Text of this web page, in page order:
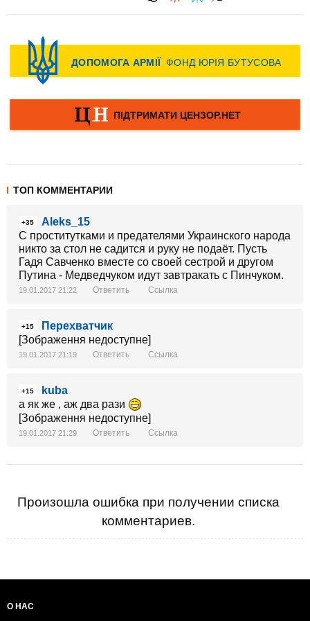
ТОП КОММЕНТАРИИ
+35
Aleks_15
С проститутками и предателями Украинского народа
никто за стол не садится и руку не подаёт. Пусть
Гадя Савченко вместе со своей сестрой и другом
Путина - Медведчуком идут завтракать с Пинчуком.
19.01.2017 21:22 Ответить Ссылка
+15
Перехватчик
[Зображення недоступне]
19.01.2017 21:19 Ответить Ссылка
+15
kuba
а як же , аж два рази
[Зображення недоступне]
19.01.2017 21:29 Ответить Ссылка
Произошла ошибка при получении списка
комментариев.
О НАС